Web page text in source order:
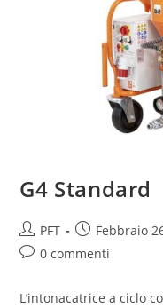
G4 Standard
PFT Febbraio
0 commenti
L’intonacatrice a ciclo